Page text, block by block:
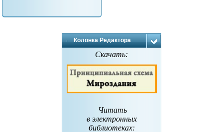
Колонка Редактора
Скачать:
Читать
в электронных
библиотеках: